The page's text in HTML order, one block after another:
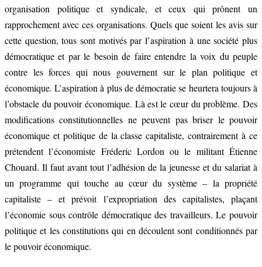
organisation politique et syndicale, et ceux qui prônent un
rapprochement avec ces organisations. Quels que soient les avis sur
cette question, tous sont motivés par l’aspiration à une société plus
démocratique et par le besoin de faire entendre la voix du peuple
contre les forces qui nous gouvernent sur le plan politique et
économique. L’aspiration à plus de démocratie se heurtera toujours à
l’obstacle du pouvoir économique. Là est le cœur du problème. Des
modifications constitutionnelles ne peuvent pas briser le pouvoir
économique et politique de la classe capitaliste, contrairement à ce
prétendent l’économiste Fréderic Lordon ou le militant Étienne
Chouard. Il faut avant tout l’adhésion de la jeunesse et du salariat à
un programme qui touche au cœur du système – la propriété
capitaliste – et prévoit l’expropriation des capitalistes, plaçant
l’économie sous contrôle démocratique des travailleurs. Le pouvoir
politique et les constitutions qui en découlent sont conditionnés par
le pouvoir économique.